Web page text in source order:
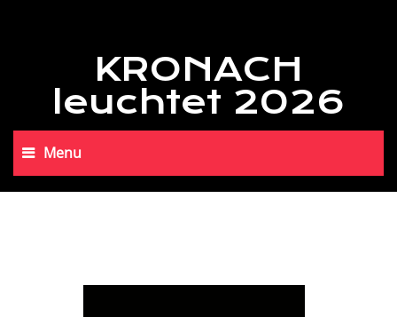
KRONACH
leuchtet 2026
Menu